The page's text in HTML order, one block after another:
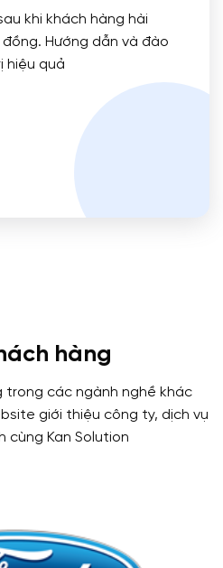
khi khách hàng hài
Hướng dẫn và đào
hiệu quả
hàng
trong các ngành nghề khác
giới thiệu công ty, dịch vụ
cùng Kan Solution